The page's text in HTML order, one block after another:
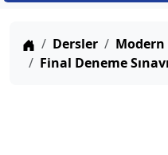
Anasayfa
Dersler
Modern
Final Deneme